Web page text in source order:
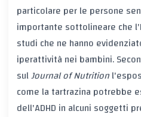
particolare per le persone
importante sottolineare che
studi che ne hanno
iperattività nei bambini.
sulJournal of Nutrition
come la tartrazina potrebbe
dell'ADHD in alcuni soggetti